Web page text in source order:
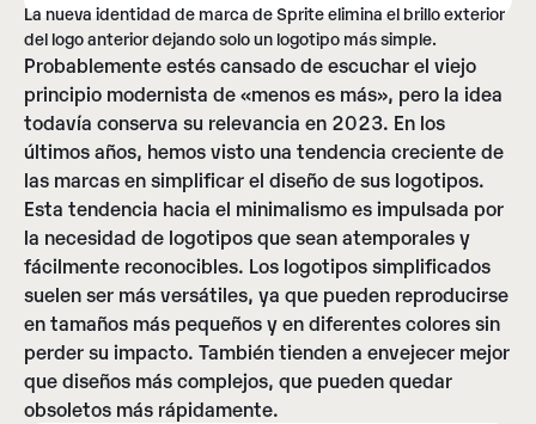
La nueva identidad de marca de Sprite elimina el brillo exterior
del logo anterior dejando solo un logotipo más simple.
Probablemente estés cansado de escuchar el viejo
principio modernista de «menos es más», pero la idea
todavía conserva su relevancia en 2023. En los
últimos años, hemos visto una tendencia creciente de
las marcas en simplificar el diseño de sus logotipos.
Esta tendencia hacia el minimalismo es impulsada por
la necesidad de logotipos que sean atemporales y
fácilmente reconocibles. Los logotipos simplificados
suelen ser más versátiles, ya que pueden reproducirse
en tamaños más pequeños y en diferentes colores sin
perder su impacto. También tienden a envejecer mejor
que diseños más complejos, que pueden quedar
obsoletos más rápidamente.